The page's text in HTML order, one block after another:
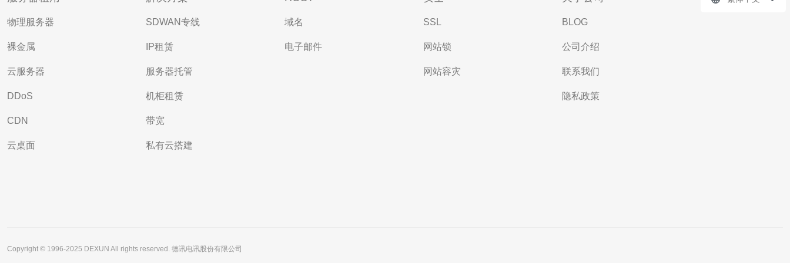
物理服务器
裸金属
云服务器
DDoS
CDN
云桌面
SDWAN专线
IP租赁
服务器托管
机柜租赁
带宽
私有云搭建
域名
电子邮件
SSL
网站锁
网站容灾
BLOG
公司介绍
联系我们
隐私政策
Copyright © 1996-2025 DEXUN All rights reserved. 德讯电讯股份有限公司